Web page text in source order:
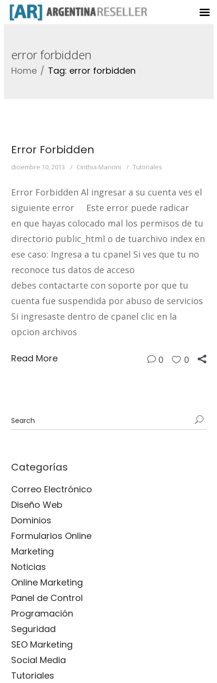
error forbidden
Home Tag: error forbidden
Error Forbidden
diciembre 10, 2013 Cinthia Mancini Tutoriales
Error Forbidden Al ingresar a su cuenta ves el
siguiente error Este error puede radicar
en que hayas colocado mal los permisos de tu
directorio public_html o de tuarchivo index en
ese caso: Ingresa a tu cpanel Si ves que tu no
reconoce tus datos de acceso
debes contactarte con soporte por que tu
cuenta fue suspendida por abuso de servicios
Si ingresaste dentro de cpanel clic en la
opcion archivos
Read More 0 0
Categorías
Correo Electrónico
Diseño Web
Dominios
Formularios Online
Marketing
Noticias
Online Marketing
Panel de Control
Programación
Seguridad
SEO Marketing
Social Media
Tutoriales